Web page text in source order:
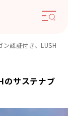
認証付き、LUSH
のサステナブ